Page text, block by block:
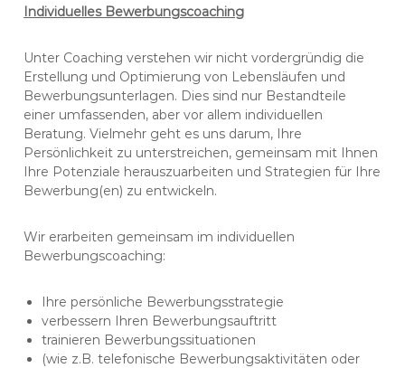
Individuelles Bewerbungscoaching
Unter Coaching verstehen wir nicht vordergründig die
Erstellung und Optimierung von Lebensläufen und
Bewerbungsunterlagen. Dies sind nur Bestandteile
einer umfassenden, aber vor allem individuellen
Beratung. Vielmehr geht es uns darum, Ihre
Persönlichkeit zu unterstreichen, gemeinsam mit Ihnen
Ihre Potenziale herauszuarbeiten und Strategien für Ihre
Bewerbung(en) zu entwickeln.
Wir erarbeiten gemeinsam im individuellen
Bewerbungscoaching:
Ihre persönliche Bewerbungsstrategie
verbessern Ihren Bewerbungsauftritt
trainieren Bewerbungssituationen
(wie z.B. telefonische Bewerbungsaktivitäten oder